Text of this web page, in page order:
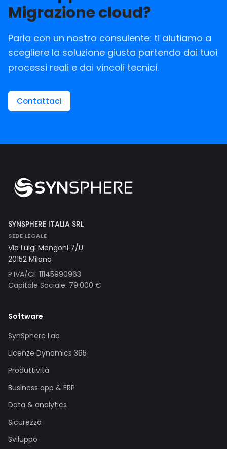
Migrazione cloud?
Parla con un nostro consulente: ti aiutiamo a
scegliere la soluzione giusta partendo dai tuoi
processi reali e dai vincoli tecnici.
Contattaci
SYNSPHERE ITALIA SRL
SEDE LEGALE
Via Luigi Mengoni 7/U
20152 Milano
P.IVA/CF 11145990963
Capitale Sociale: 79.000 €
Software
SynSphere Lab
Licenze Dynamics 365
Produttività
Business app & ERP
Data & analytics
Sicurezza
Sviluppo